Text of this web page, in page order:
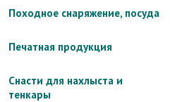
Походное снаряжение, посуда
Печатная продукция
Снасти для нахлыста и
тенкары